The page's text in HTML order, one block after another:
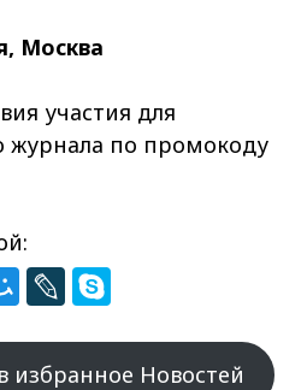
Москва
участия для
журнала по промокоду
избранное Новостей